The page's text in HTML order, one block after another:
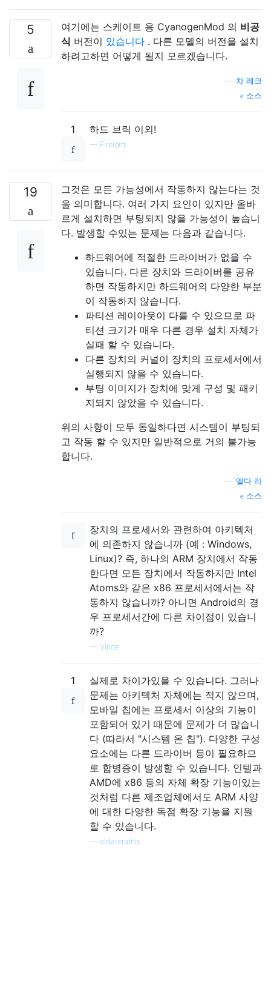
5 여기에는 스케이트 용 CyanogenMod 의 비공
식 버전이 있습니다 . 다른 모델의 버전을 설치
하려고하면 어떻게 될지 모르겠습니다.
차 레크
소스
1 하드 브릭 이외!
— Firelord
19
그것은 모든 가능성에서 작동하지 않는다는 것
을 의미합니다. 여러 가지 요인이 있지만 올바
르게 설치하면 부팅되지 않을 가능성이 높습니
다. 발생할 수있는 문제는 다음과 같습니다.
하드웨어에 적절한 드라이버가 없을 수
있습니다. 다른 장치와 드라이버를 공유
하면 작동하지만 하드웨어의 다양한 부분
이 작동하지 않습니다.
파티션 레이아웃이 다를 수 있으므로 파
티션 크기가 매우 다른 경우 설치 자체가
실패 할 수 있습니다.
다른 장치의 커널이 장치의 프로세서에서
실행되지 않을 수 있습니다.
부팅 이미지가 장치에 맞게 구성 및 패키
지되지 않았을 수 있습니다.
위의 사항이 모두 동일하다면 시스템이 부팅되
고 작동 할 수 있지만 일반적으로 거의 불가능
합니다.
엘다 라
소스
장치의 프로세서와 관련하여 아키텍처
에 의존하지 않습니까 (예 : Windows,
Linux)? 즉, 하나의 ARM 장치에서 작동
한다면 모든 장치에서 작동하지만 Intel
Atoms와 같은 x86 프로세서에서는 작
동하지 않습니까? 아니면 Android의 경
우 프로세서간에 다른 차이점이 있습니
까?
— Vince
1
실제로 차이가있을 수 있습니다. 그러나
문제는 아키텍처 자체에는 적지 않으며,
모바일 칩에는 프로세서 이상의 기능이
포함되어 있기 때문에 문제가 더 많습니
다 (따라서 "시스템 온 칩"). 다양한 구성
요소에는 다른 드라이버 등이 필요하므
로 합병증이 발생할 수 있습니다. 인텔과
AMD에 x86 등의 자체 확장 기능이있는
것처럼 다른 제조업체에서도 ARM 사양
에 대한 다양한 독점 확장 기능을 지원
할 수 있습니다.
eldarerathis